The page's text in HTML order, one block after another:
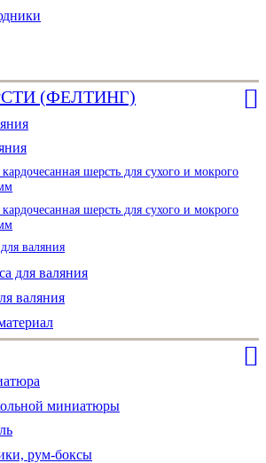
(ФЕЛТИНГ)
шерсть для сухого и мокрого
шерсть для сухого и мокрого
валяния
для валяния
валяния
миниатюры
рум-боксы